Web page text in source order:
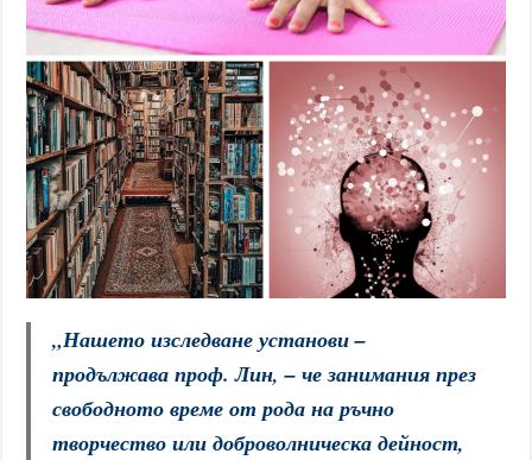
„Нашето изследване установи–
продължава проф. Лин, –че занимания през
свободното време от рода на ръчно
творчество или доброволническа дейност,